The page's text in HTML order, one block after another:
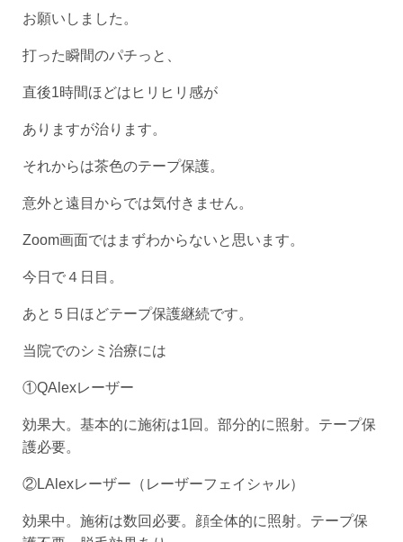
お願いしました。
打った瞬間のパチっと、
直後1時間ほどはヒリヒリ感が
ありますが治ります。
それからは茶色のテープ保護。
意外と遠目からでは気付きません。
Zoom画面ではまずわからないと思います。
今日で４日目。
あと５日ほどテープ保護継続です。
当院でのシミ治療には
①QAlexレーザー
効果大。基本的に施術は1回。部分的に照射。テープ保
護必要。
②LAlexレーザー（レーザーフェイシャル）
効果中。施術は数回必要。顔全体的に照射。テープ保